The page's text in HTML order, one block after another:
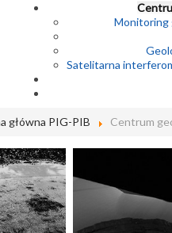
Monitoring
Satelitarna
główna PIG-PIB Centrum